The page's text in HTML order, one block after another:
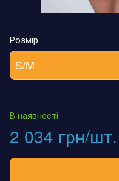
Розмір
S/M
В наявності
2 034 грн/шт.